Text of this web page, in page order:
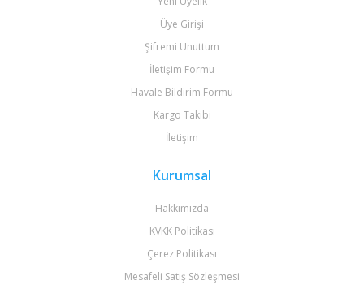
Üye Girişi
Şifremi Unuttum
İletişim Formu
Havale Bildirim Formu
Kargo Takibi
İletişim
Kurumsal
Hakkımızda
KVKK Politikası
Çerez Politikası
Mesafeli Satış Sözleşmesi